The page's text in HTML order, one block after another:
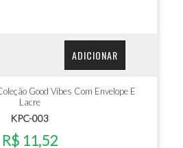
ADICIONAR
Good Vibes Com Envelope E
Lacre
KPC-003
R$ 11,52